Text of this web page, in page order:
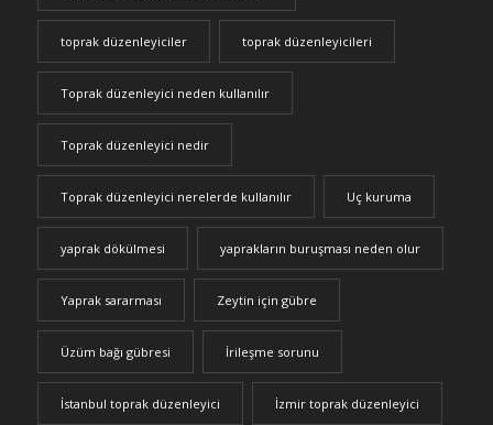
toprak düzenleyiciler toprak düzenleyicileri
Toprak düzenleyici neden kullanılır
Toprak düzenleyici nedir
Toprak düzenleyici nerelerde kullanılır Uç kuruma
yaprak dökülmesi yaprakların buruşması neden olur
Yaprak sararması Zeytin için gübre
Üzüm bağı gübresi İrileşme sorunu
İstanbul toprak düzenleyici İzmir toprak düzenleyici